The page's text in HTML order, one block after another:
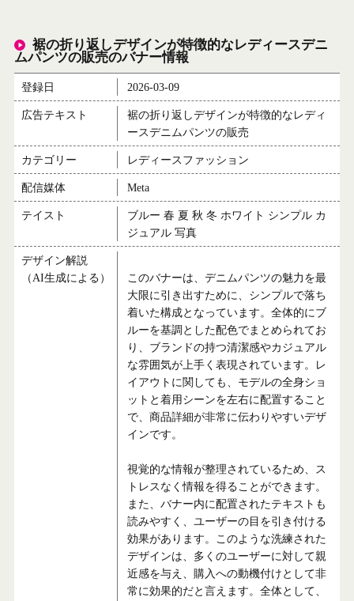
裾の折り返しデザインが特徴的なレディースデニ
ムパンツの販売のバナー情報
登録日 2026-03-09
広告テキスト
裾の折り返しデザインが特徴的なレディ
ースデニムパンツの販売
カテゴリー レディースファッション
配信媒体 Meta
テイスト
ブルー 春 夏 秋 冬 ホワイト シンプル カ
ジュアル 写真
デザイン解説
（AI生成による）
このバナーは、デニムパンツの魅力を最
大限に引き出すために、シンプルで落ち
着いた構成となっています。全体的にブ
ルーを基調とした配色でまとめられてお
り、ブランドの持つ清潔感やカジュアル
な雰囲気が上手く表現されています。レ
イアウトに関しても、モデルの全身ショ
ットと着用シーンを左右に配置すること
で、商品詳細が非常に伝わりやすいデザ
インです。
視覚的な情報が整理されているため、ス
トレスなく情報を得ることができます。
また、バナー内に配置されたテキストも
読みやすく、ユーザーの目を引き付ける
効果があります。このような洗練された
デザインは、多くのユーザーに対して親
近感を与え、購入への動機付けとして非
常に効果的だと言えます。全体として、